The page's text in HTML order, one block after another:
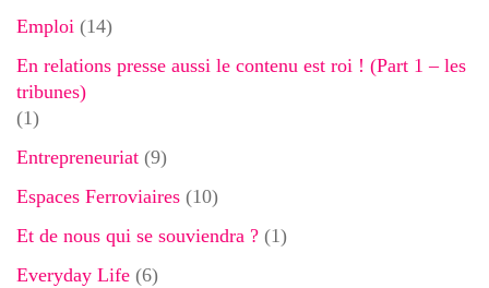
Emploi (14)
En relations presse aussi le contenu est roi ! (Part 1 – les
tribunes)
(1)
Entrepreneuriat (9)
Espaces Ferroviaires (10)
Et de nous qui se souviendra ? (1)
Everyday Life (6)